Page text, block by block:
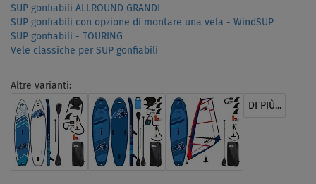
SUP gonfiabili ALLROUND GRANDI
SUP gonfiabili con opzione di montare una vela - WindSUP
SUP gonfiabili - TOURING
Vele classiche per SUP gonfiabili
Altre varianti:
DI PIÙ...